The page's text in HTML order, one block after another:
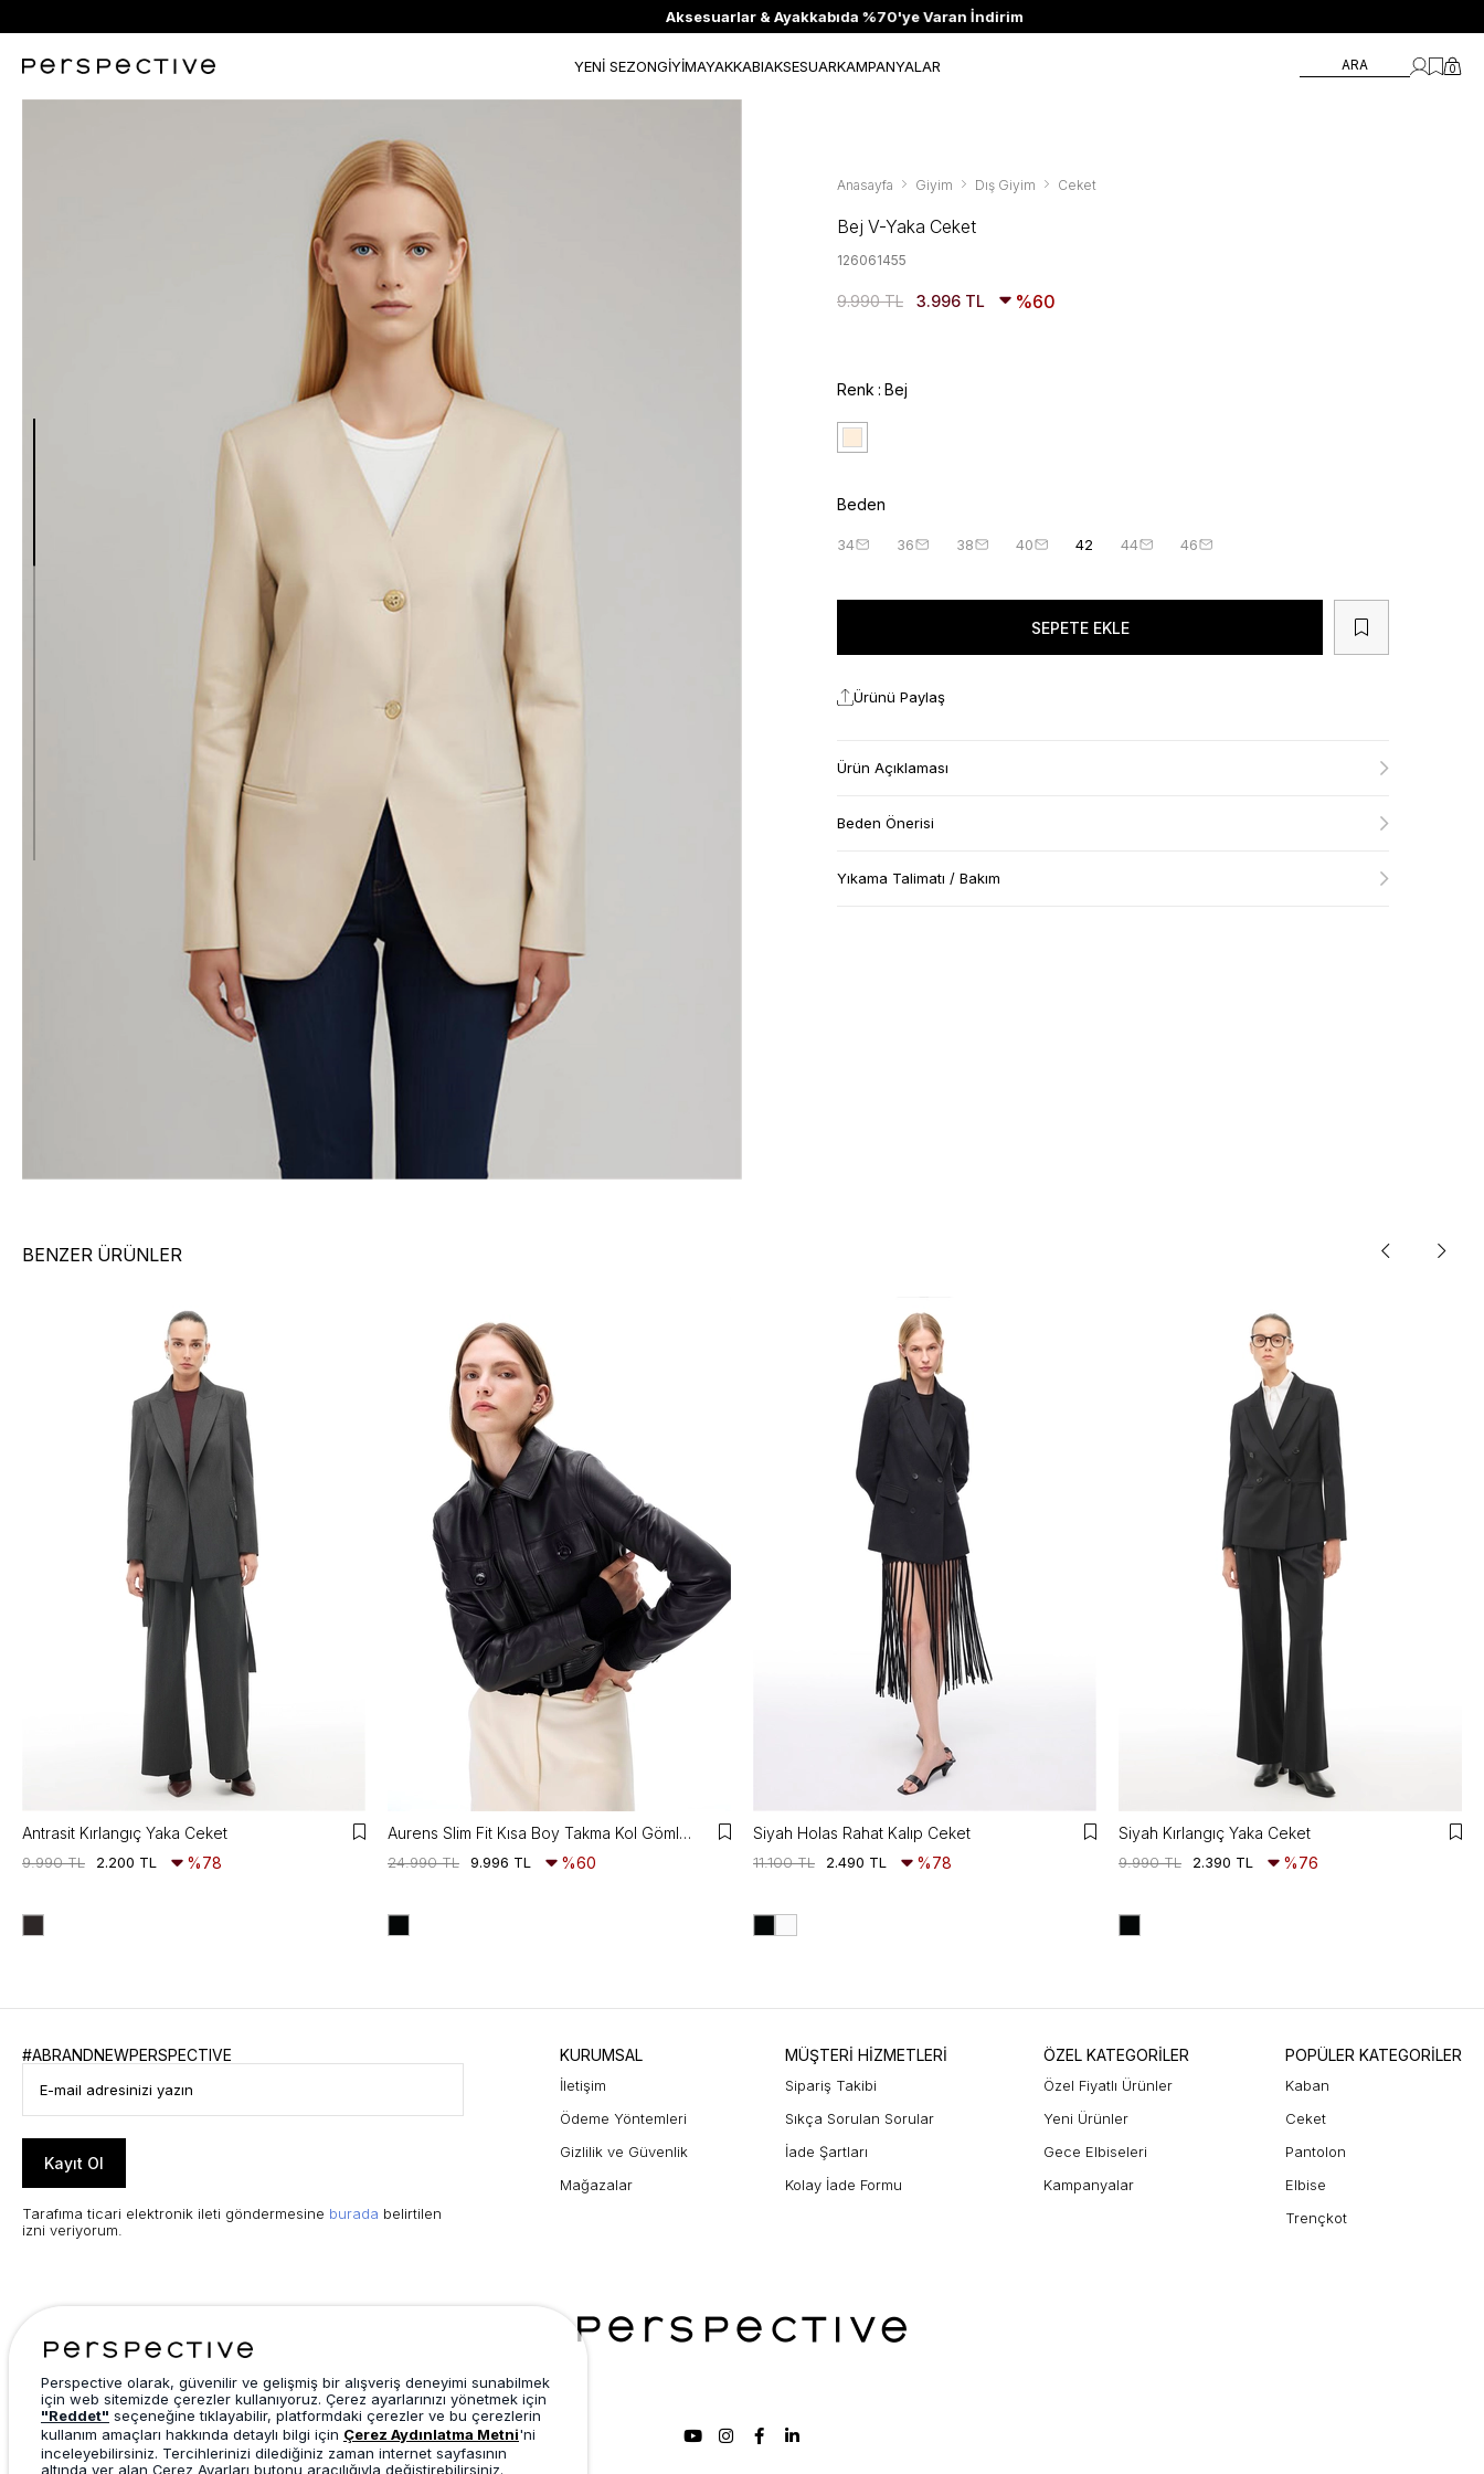
Aksesuarlar & Ayakkabıda %70'ye Varan İndirim
YENİ SEZONGİYİMAYAKKABIAKSESUARKAMPANYALAR ARA 0
Anasayfa Giyim Dış Giyim Ceket
Bej V-Yaka Ceket
126061455
9.990 TL 3.996 TL 60
Renk Bej
Beden
34 36 38 40 42 44 46
Ürünü Paylaş
Ürün Açıklaması
Beden Önerisi
Yıkama Talimatı / Bakım
BENZER ÜRÜNLER
Antrasit Kırlangıç Yaka Ceket
2.200 TL
9.990 TL %78
Aurens Slim Fit Kısa Boy Takma Kol Gömlek Yaka Siyah Ceket
9.996 TL
24.990 TL %60
Siyah Holas Rahat Kalıp Ceket
2.490 TL
11.100 TL %78
Siyah Kırlangıç Yaka Ceket
2.390 TL
9.990 TL %76
#ABRANDNEWPERSPECTIVE
Kayıt Ol
Tarafıma ticari elektronik ileti göndermesine burada belirtilen
izni veriyorum.
KURUMSAL
İletişim
Ödeme Yöntemleri
Gizlilik ve Güvenlik
Mağazalar
MÜŞTERİ HİZMETLERİ
Sipariş Takibi
Sıkça Sorulan Sorular
İade Şartları
Kolay İade Formu
ÖZEL KATEGORİLER
Özel Fiyatlı Ürünler
Yeni Ürünler
Gece Elbiseleri
Kampanyalar
POPÜLER KATEGORİLER
Kaban
Ceket
Pantolon
Elbise
Trençkot
Perspective olarak, güvenilir ve gelişmiş bir alışveriş deneyimi sunabilmek
için web sitemizde çerezler kullanıyoruz. Çerez ayarlarınızı yönetmek için
"Reddet" seçeneğine tıklayabilir, platformdaki çerezler ve bu çerezlerin
kullanım amaçları hakkında detaylı bilgi için Çerez Aydınlatma Metni'ni
inceleyebilirsiniz. Tercihlerinizi dilediğiniz zaman internet sayfasının
altında yer alan Çerez Ayarları butonu aracılığıyla değiştirebilirsiniz.